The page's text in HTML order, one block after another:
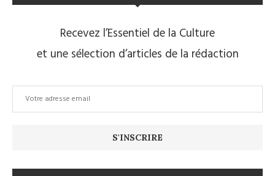
Recevez l’Essentiel de la Culture
et une sélection d’articles de la rédaction